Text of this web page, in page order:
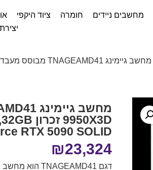
מחשבים ניידים חומרה ציוד היקפי
RTX 5090 SOLID
₪23,324